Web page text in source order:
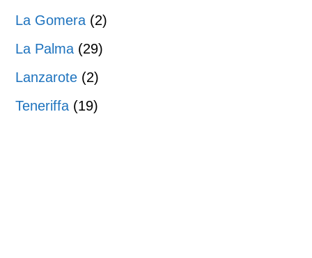
La Gomera (2)
La Palma (29)
Lanzarote (2)
Teneriffa (19)